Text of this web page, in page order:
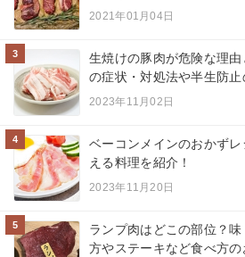
2021年01月04日
3
生焼けの豚肉が危険な理
の症状・対処法や半生防止
2023年11月02日
4
ベーコンメインのおかず
える料理を紹介！
2023年11月20日
5
ランプ肉はどこの部位？
方やステーキなど食べ方の